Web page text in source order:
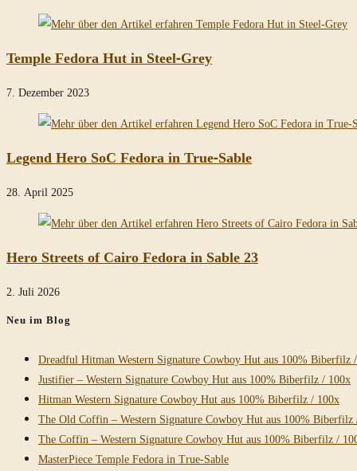
Temple Fedora Hut in Steel-Grey
7. Dezember 2023
Legend Hero SoC Fedora in True-Sable
28. April 2025
Hero Streets of Cairo Fedora in Sable 23
2. Juli 2026
Neu im Blog
Dreadful Hitman Western Signature Cowboy Hut aus 100% Biberfilz
Justifier – Western Signature Cowboy Hut aus 100% Biberfilz / 100x
Hitman Western Signature Cowboy Hut aus 100% Biberfilz / 100x
The Old Coffin – Western Signature Cowboy Hut aus 100% Biberfilz
The Coffin – Western Signature Cowboy Hut aus 100% Biberfilz /
MasterPiece Temple Fedora in True-Sable